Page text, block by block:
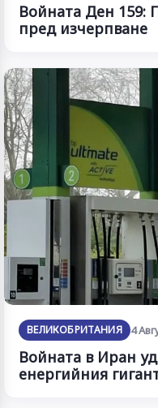
Войната Ден 159:
пред изчерпване
ВЕЛИКОБРИТАНИЯ 4
Войната в Иран
енергийния